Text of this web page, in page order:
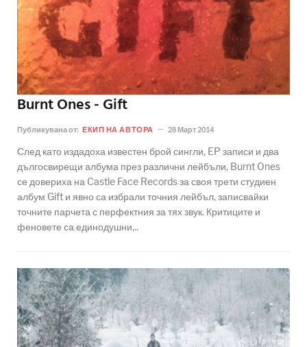
Burnt Ones - Gift
Публикувана от: ЕКИП НА АВТОРА 28 Март 2014
След като издадоха известен брой сингли, EP записи и два
дългосвирещи албума през различни лейбъли, Burnt Ones
се довериха на Castle Face Records за своя трети студиен
албум Gift и явно са избрали точния лейбъл, записвайки
точните парчета с перфектния за тях звук. Критиците и
феновете са единодушни,..